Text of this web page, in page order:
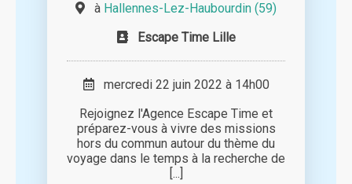
à Hallennes-Lez-Haubourdin (59)
Escape Time Lille
mercredi 22 juin 2022 à 14h00
Rejoignez l'Agence Escape Time et
préparez-vous à vivre des missions
hors du commun autour du thème du
voyage dans le temps à la recherche de
[...]